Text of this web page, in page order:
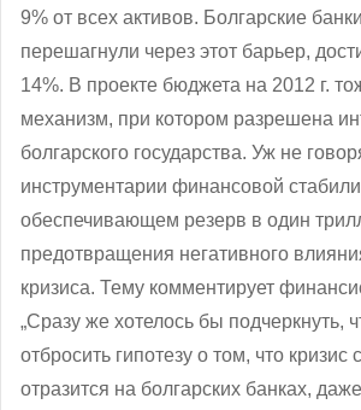
9% от всех активов. Болгарские
перешагнули через этот барьер,
14%. В проекте бюджета на 2012 г.
механизм, при котором разрешена
болгарского государства. Уж не
инструментарии финансовой
обеспечивающем резерв в один
предотвращения негативного
кризиса. Тему комментирует
„Сразу же хотелось бы подчеркнуть,
отбросить гипотезу о том, что кризис
отразится на болгарских банках,